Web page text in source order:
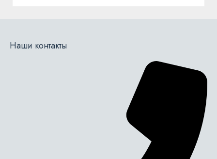
Наши контакты